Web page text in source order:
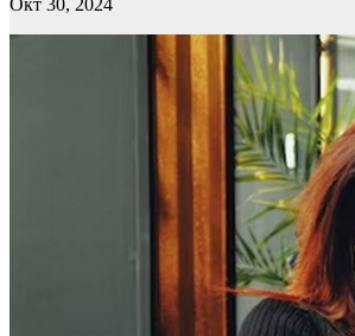
Окт 30, 2024